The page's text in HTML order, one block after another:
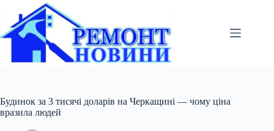
вмісту
Будинок за 3 тисячі доларів на Черкащині — чому ціна
вразила людей